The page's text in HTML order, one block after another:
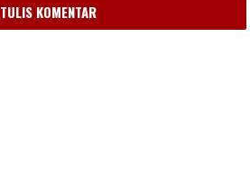
TULIS KOMENTAR